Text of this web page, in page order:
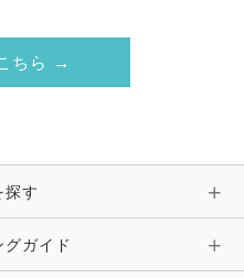
ちら →
探す
グガイド